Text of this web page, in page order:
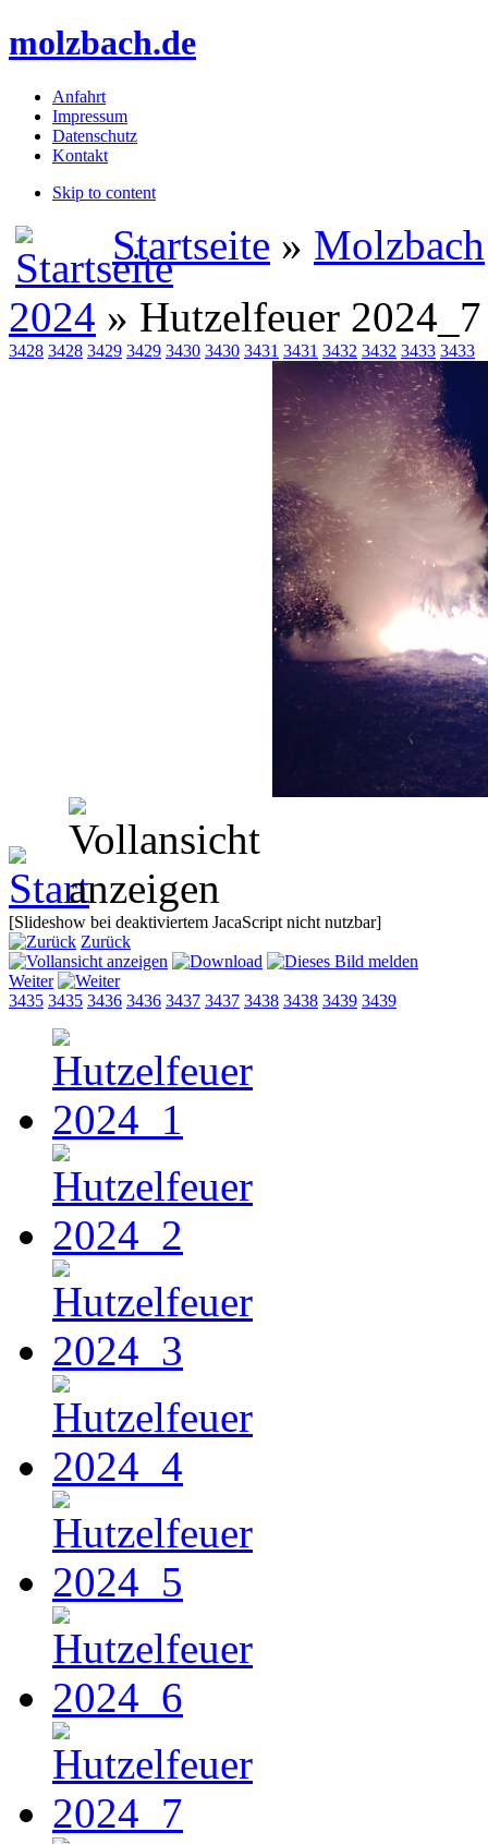
molzbach.de
Anfahrt
Impressum
Datenschutz
Kontakt
Skip to content
Startseite » Molzbach
2024 » Hutzelfeuer 2024_7
3428 3428 3429 3429 3430 3430 3431 3431 3432 3432 3433 3433
[Slideshow bei deaktiviertem JacaScript nicht nutzbar]
Zurück
Weiter
3435 3435 3436 3436 3437 3437 3438 3438 3439 3439